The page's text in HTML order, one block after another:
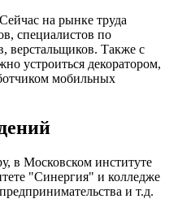
на рынке труда
специалистов по
верстальщиков. Также с
устроиться декоратором,
мобильных
в Московском институте
"Синергия" и колледже
и т.д.